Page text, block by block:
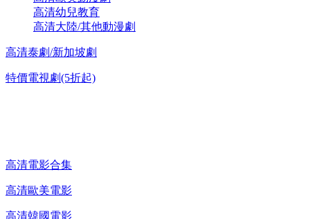
高清幼兒教育
高清大陸/其他動漫劇
高清泰劇/新加坡劇
特價電視劇(5折起)
高清電影合集
高清歐美電影
高清韓國電影